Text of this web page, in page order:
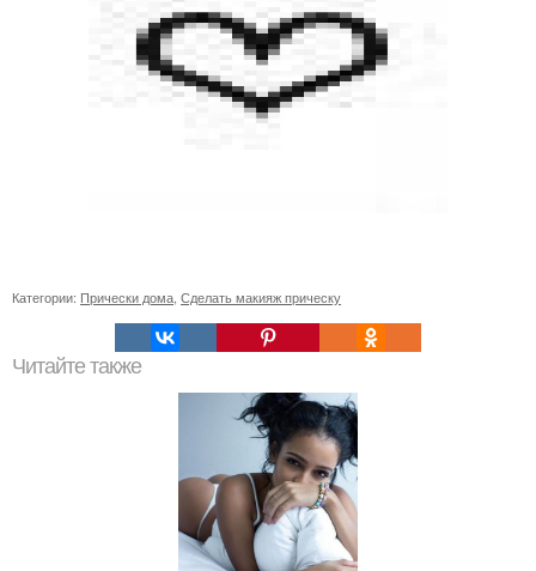
Категории: Прически дома, Сделать макияж прическу
Читайте также